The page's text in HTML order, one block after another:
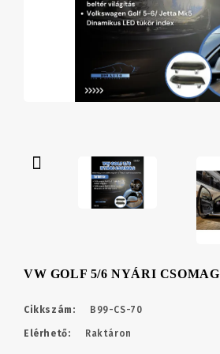
VW GOLF 5/6 NYÁRI CSOMAG
Cikkszám: B99-CS-70
Elérhető: Raktáron